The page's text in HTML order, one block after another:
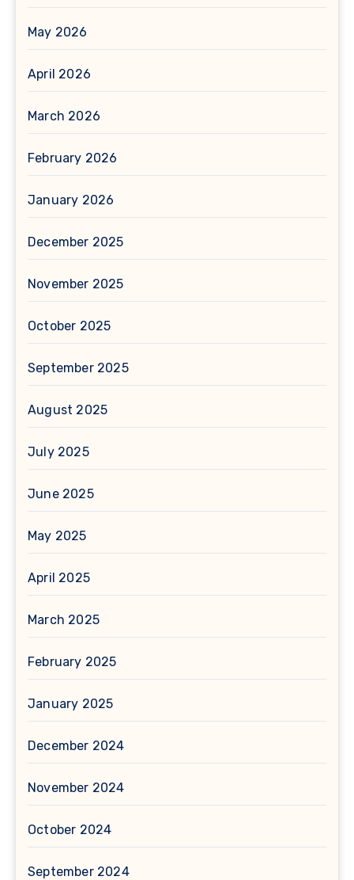
May 2026
April 2026
March 2026
February 2026
January 2026
December 2025
November 2025
October 2025
September 2025
August 2025
July 2025
June 2025
May 2025
April 2025
March 2025
February 2025
January 2025
December 2024
November 2024
October 2024
September 2024